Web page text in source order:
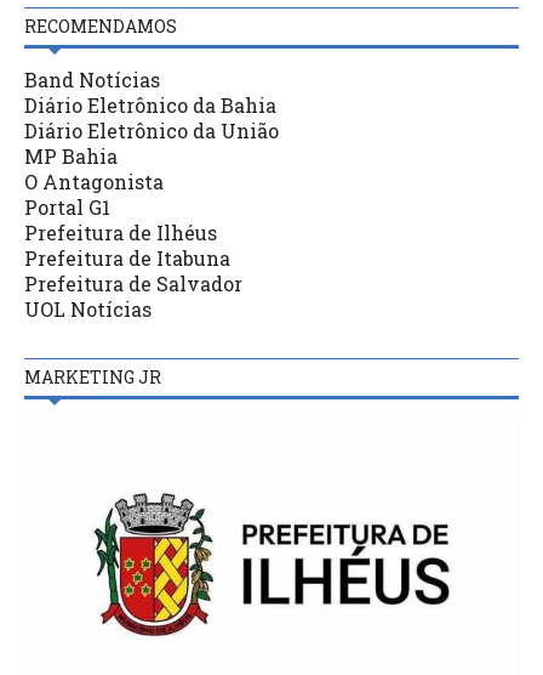
RECOMENDAMOS
Band Notícias
Diário Eletrônico da Bahia
Diário Eletrônico da União
MP Bahia
O Antagonista
Portal G1
Prefeitura de Ilhéus
Prefeitura de Itabuna
Prefeitura de Salvador
UOL Notícias
MARKETING JR